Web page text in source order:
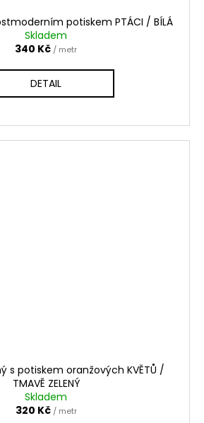
potiskem PTÁCI / BÍLÁ
Skladem
340 Kč / metr
DETAIL
s potiskem oranžových KVĚTŮ /
TMAVĚ ZELENÝ
Skladem
320 Kč / metr